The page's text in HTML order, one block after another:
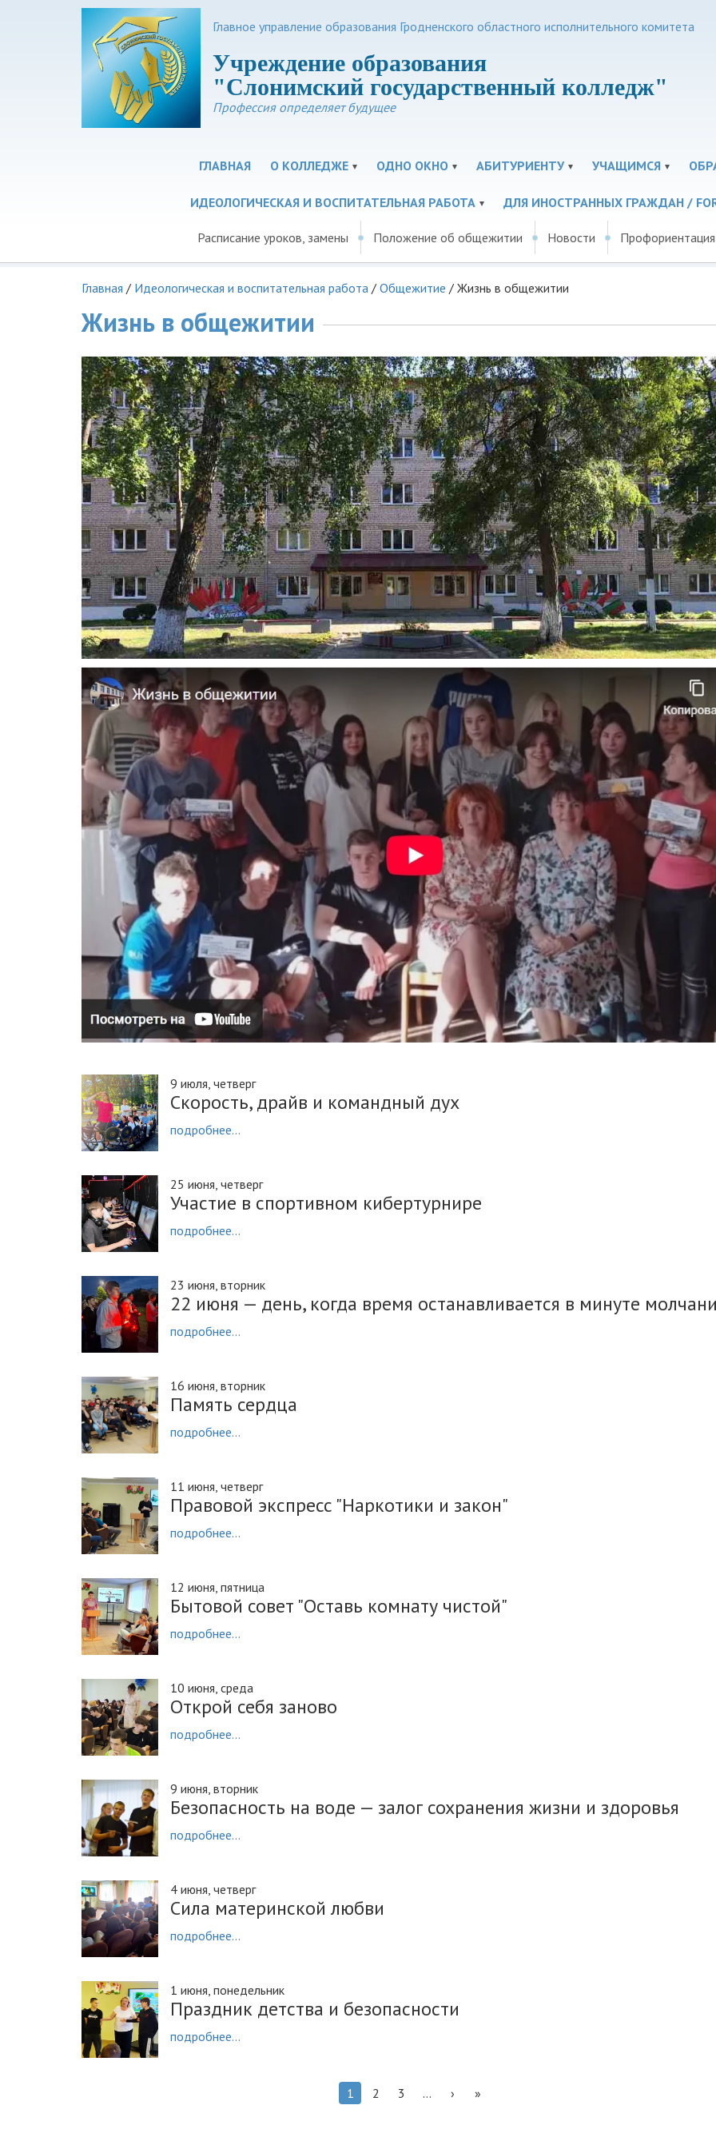
Главное управление образования Гродненского областного исполнительного комитета
Учреждение образования
"Слонимский государственный колледж"
Профессия определяет будущее
ГЛАВНАЯ О КОЛЛЕДЖЕ ОДНО ОКНО АБИТУРИЕНТУ УЧАЩИМСЯ
ИДЕОЛОГИЧЕСКАЯ И ВОСПИТАТЕЛЬНАЯ РАБОТА ДЛЯ ИНОСТРАННЫХ ГРАЖДАН / FOR
Расписание уроков, замены Положение об общежитии Новости Профориентация
Главная / Идеологическая и воспитательная работа / Общежитие / Жизнь в общежитии
Жизнь в общежитии
9 июля, четверг
Скорость, драйв и командный дух
подробнее...
25 июня, четверг
Участие в спортивном кибертурнире
подробнее...
23 июня, вторник
22 июня — день, когда время останавливается в минуте
подробнее...
16 июня, вторник
Память сердца
подробнее...
11 июня, четверг
Правовой экспресс "Наркотики и закон"
подробнее...
12 июня, пятница
Бытовой совет "Оставь комнату чистой"
подробнее...
10 июня, среда
Открой себя заново
подробнее...
9 июня, вторник
Безопасность на воде — залог сохранения жизни и здоровья
подробнее...
4 июня, четверг
Сила материнской любви
подробнее...
1 июня, понедельник
Праздник детства и безопасности
подробнее...
1 2 3 ... › »